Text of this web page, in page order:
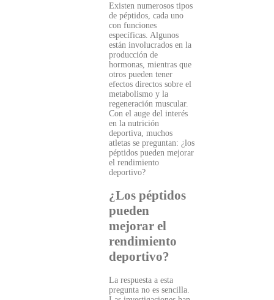
Existen numerosos tipos
de péptidos, cada uno
con funciones
específicas. Algunos
están involucrados en la
producción de
hormonas, mientras que
otros pueden tener
efectos directos sobre el
metabolismo y la
regeneración muscular.
Con el auge del interés
en la nutrición
deportiva, muchos
atletas se preguntan: ¿los
péptidos pueden mejorar
el rendimiento
deportivo?
¿Los péptidos
pueden
mejorar el
rendimiento
deportivo?
La respuesta a esta
pregunta no es sencilla.